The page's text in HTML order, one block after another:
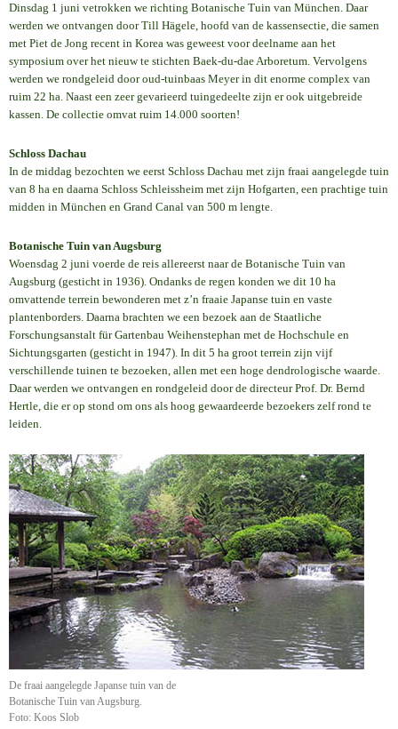
Dinsdag 1 juni vetrokken we richting Botanische Tuin van München. Daar
werden we ontvangen door Till Hägele, hoofd van de kassensectie, die samen
met Piet de Jong recent in Korea was geweest voor deelname aan het
symposium over het nieuw te stichten Baek-du-dae Arboretum. Vervolgens
werden we rondgeleid door oud-tuinbaas Meyer in dit enorme complex van
ruim 22 ha. Naast een zeer gevarieerd tuingedeelte zijn er ook uitgebreide
kassen. De collectie omvat ruim 14.000 soorten!
Schloss Dachau
In de middag bezochten we eerst Schloss Dachau met zijn fraai aangelegde tuin
van 8 ha en daarna Schloss Schleissheim met zijn Hofgarten, een prachtige tuin
midden in München en Grand Canal van 500 m lengte.
Botanische Tuin van Augsburg
Woensdag 2 juni voerde de reis allereerst naar de Botanische Tuin van
Augsburg (gesticht in 1936). Ondanks de regen konden we dit 10 ha
omvattende terrein bewonderen met z’n fraaie Japanse tuin en vaste
plantenborders. Daarna brachten we een bezoek aan de Staatliche
Forschungsanstalt für Gartenbau Weihenstephan met de Hochschule en
Sichtungsgarten (gesticht in 1947). In dit 5 ha groot terrein zijn vijf
verschillende tuinen te bezoeken, allen met een hoge dendrologische waarde.
Daar werden we ontvangen en rondgeleid door de directeur Prof. Dr. Bernd
Hertle, die er op stond om ons als hoog gewaardeerde bezoekers zelf rond te
leiden.
De fraai aangelegde Japanse tuin van de
Botanische Tuin van Augsburg.
Foto: Koos Slob